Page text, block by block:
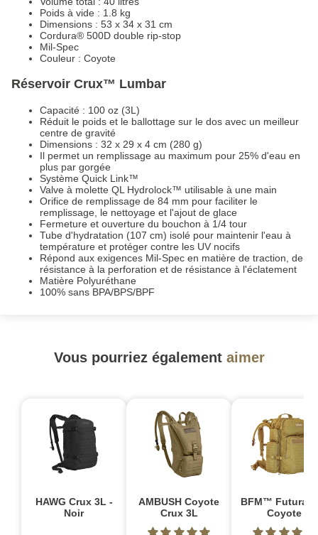
Poids à vide : 1.8 kg
Dimensions : 53 x 34 x 31 cm
Cordura® 500D double rip-stop
Mil-Spec
Couleur : Coyote
Réservoir Crux™ Lumbar
Capacité : 100 oz (3L)
Réduit le poids et le ballottage sur le dos avec un meilleur
centre de gravité
Dimensions : 32 x 29 x 4 cm (280 g)
Il permet un remplissage au maximum pour 25% d'eau en
plus par gorgée
Système Quick Link™
Valve à molette QL Hydrolock™ utilisable à une main
Orifice de remplissage de 84 mm pour faciliter le
remplissage, le nettoyage et l'ajout de glace
Fermeture et ouverture du bouchon à 1/4 tour
Tube d'hydratation (107 cm) isolé pour maintenir l'eau à
température et protéger contre les UV nocifs
Répond aux exigences Mil-Spec en matière de traction, de
résistance à la perforation et de résistance à l'éclatement
Matière Polyuréthane
100% sans BPA/BPS/BPF
Vous pourriez également aimer
HAWG Crux 3L -
Noir
AMBUSH Coyote
Crux 3L
BFM™ Futura
Coyote